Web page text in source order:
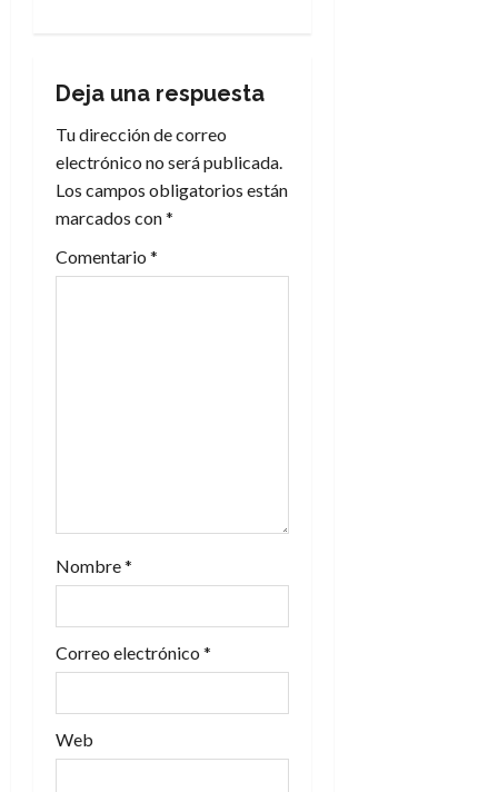
c
i
ó
n
d
a
d
a
Deja una respuesta
Tu dirección de correo
electrónico no será publicada.
Los campos obligatorios están
marcados con*
Comentario *
Nombre*
Correo electrónico *
Web